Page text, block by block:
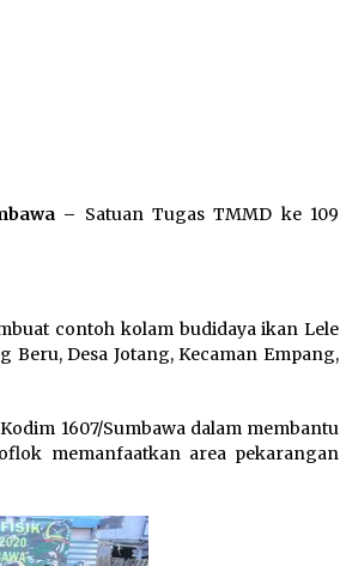
Nomor 9 Tahun 2026,
Nasib PPPK
– Satuan Tugas TMMD ke 109
contoh kolam budidaya ikan Lele
Desa Jotang, Kecaman Empang,
1607/Sumbawa dalam membantu
memanfaatkan area pekarangan